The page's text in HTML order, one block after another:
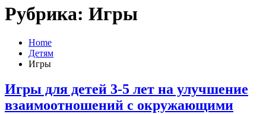
Рубрика: Игры
Home
Детям
Игры
Игры для детей 3-5 лет на улучшение
взаимоотношений с окружающими